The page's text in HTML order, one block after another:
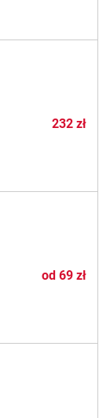
232 zł
od 69 zł